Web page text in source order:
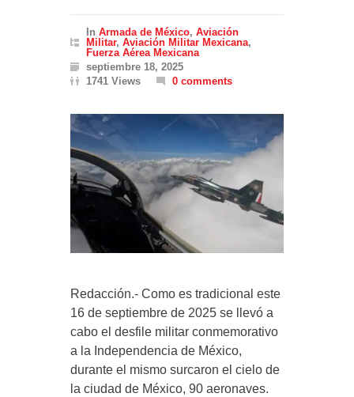
In Armada de México, Aviación
Militar, Aviación Militar Mexicana,
Fuerza Aérea Mexicana
septiembre 18, 2025
1741 Views
0 comments
Redacción.- Como es tradicional este
16 de septiembre de 2025 se llevó a
cabo el desfile militar conmemorativo
a la Independencia de México,
durante el mismo surcaron el cielo de
la ciudad de México, 90 aeronaves.